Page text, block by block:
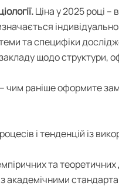
Ціна у 2025 році –
та специфіки
щодо структури,
чим раніше оформите
і тенденцій із
та
академічними